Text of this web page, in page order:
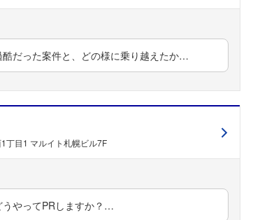
だった案件と、どの様に乗り越えたか…
丁目1 マルイト札幌ビル7F
うやってPRしますか？…